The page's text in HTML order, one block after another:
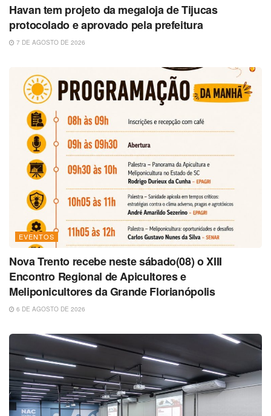
Havan tem projeto da megaloja de Tijucas
protocolado e aprovado pela prefeitura
7 DE AGOSTO DE 2026
EVENTOS
Nova Trento recebe neste sábado(08) o XIII
Encontro Regional de Apicultores e
Meliponicultores da Grande Florianópolis
6 DE AGOSTO DE 2026